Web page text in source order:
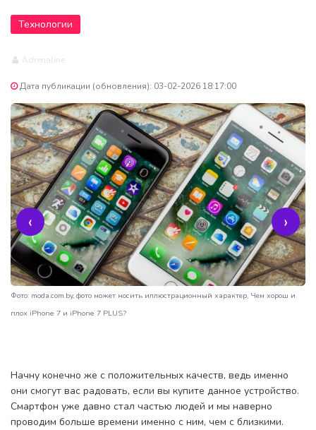
Технологии
Adrenaline
Дата публикации (обновления): 03-02-2026 18:17:00
Фото: moda.com.by, фото может носить иллюстрационный характер, Чем хорош и
плох iPhone 7 и iPhone 7 PLUS?
‹ ›
Начну конечно же с положительных качеств, ведь именно
они смогут вас радовать, если вы купите данное устройство.
Смартфон уже давно стал частью людей и мы наверно
проводим больше времени именно с ним, чем с близкими.